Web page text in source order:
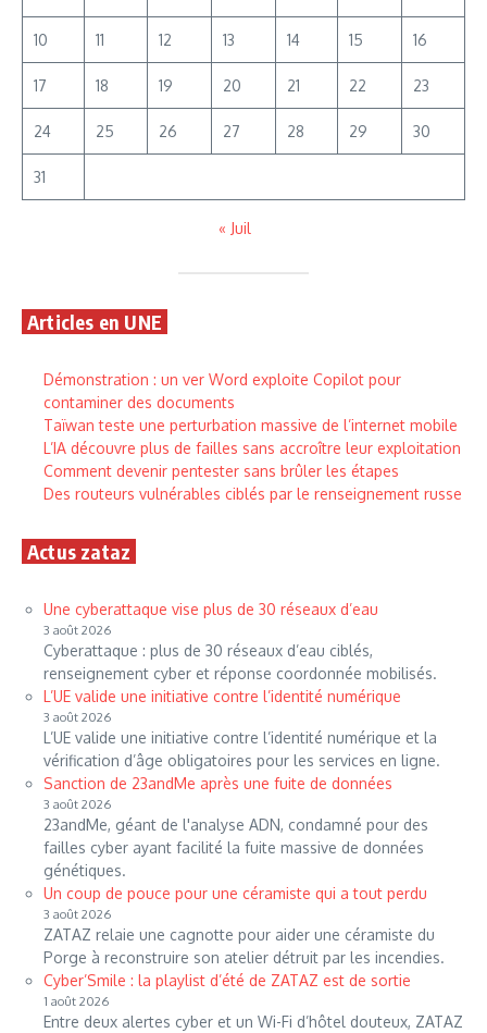
10 11 12 13 14 15 16
17 18 19 20 21 22 23
24 25 26 27 28 29 30
31
« Juil
Articles en UNE
Démonstration : un ver Word exploite Copilot pour
contaminer des documents
Taïwan teste une perturbation massive de l’internet mobile
L’IA découvre plus de failles sans accroître leur exploitation
Comment devenir pentester sans brûler les étapes
Des routeurs vulnérables ciblés par le renseignement russe
Actus zataz
Une cyberattaque vise plus de 30 réseaux d’eau
3 août 2026
Cyberattaque : plus de 30 réseaux d’eau ciblés,
renseignement cyber et réponse coordonnée mobilisés.
L’UE valide une initiative contre l’identité numérique
3 août 2026
L’UE valide une initiative contre l’identité numérique et la
vérification d’âge obligatoires pour les services en ligne.
Sanction de 23andMe après une fuite de données
3 août 2026
23andMe, géant de l'analyse ADN, condamné pour des
failles cyber ayant facilité la fuite massive de données
génétiques.
Un coup de pouce pour une céramiste qui a tout perdu
3 août 2026
ZATAZ relaie une cagnotte pour aider une céramiste du
Porge à reconstruire son atelier détruit par les incendies.
Cyber’Smile : la playlist d’été de ZATAZ est de sortie
1 août 2026
Entre deux alertes cyber et un Wi-Fi d’hôtel douteux, ZATAZ